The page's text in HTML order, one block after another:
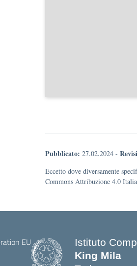
Pubblicato: 27.02.2024 -
Eccetto dove diversamente
Commons Attribuzione 4.0
Istituto
King Mila